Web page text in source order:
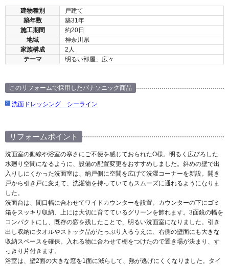
建物種別
戸建て
築年数
築31年
施工期間
約20日
地域
神奈川県
家族構成
2人
テーマ
明るい部屋、広々
このリフォームで採用したパナソニック商品
洗面ドレッシング シーライン
リフォームポイント
洗面室の動線や浴室の寒さにご不便を感じておられたO様。明るく広びろした
水廻り空間になるように、設備の配置変更をおすすめしました。斜めの壁で出
入りしにくかった洗面室は、納戸側に空間を広げて洗濯コーナーを新設。開き
戸から引き戸に変えて、洗濯物を持っていてもスムーズに通れるようになりま
した。
洗面台は、間口幅に合わせてワイドカウンターを設置。カウンターの下にゴミ
箱をスッキリ収納、上には大切に育てているグリーンを飾れます。3面鏡の幅を
コンパクトにし、既存の窓を残したことで、明るい洗面室になりました。引き
出し収納にタオルやストック品がたっぷり入るうえに、右側の壁面にも大きな
収納スペースを確保。入れる物に合わせて棚をつけたので置き場が決まり、す
っきり片付きます。
浴室は、壁2面の大きな窓を1面に減らして、熱が逃げにくくなりました。タイ